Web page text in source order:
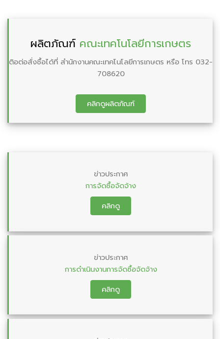
ผลิตภัณฑ์ คณะเทคโนโลยีการเกษตร
ติอต่อสั่งชื้อได้ที่ สำนักงานคณะเทคโนโลยีการเกษตร หรือ โทร 032-
708620
คลิกดูผลิตภัณฑ์
ข่าวประกาศ
การจัดซื้อจัดจ้าง
คลิกดู
ข่าวประกาศ
การดำเนินงานการจัดซื้อจัดจ้าง
คลิกดู